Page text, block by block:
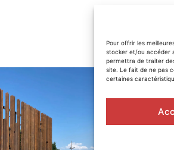
Pour offrir les
stocker et/ou accéder
permettra de traiter
site. Le fait de ne pas
certaines